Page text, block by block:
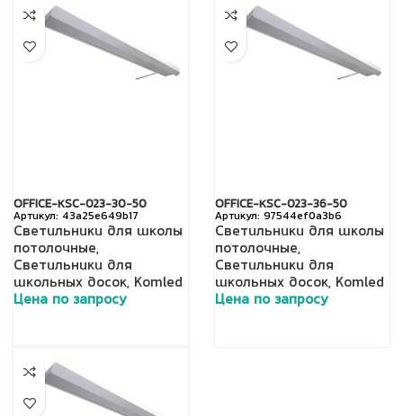
OFFICE-КSC-023-30-50
43a25e649b17
Светильники для школы
потолочные,
Светильники для
школьных досок, Komled
Цена по запросу
OFFICE-КSC-023-36-50
97544ef0a3b6
Светильники для школы
потолочные,
Светильники для
школьных досок, Komled
Цена по запросу